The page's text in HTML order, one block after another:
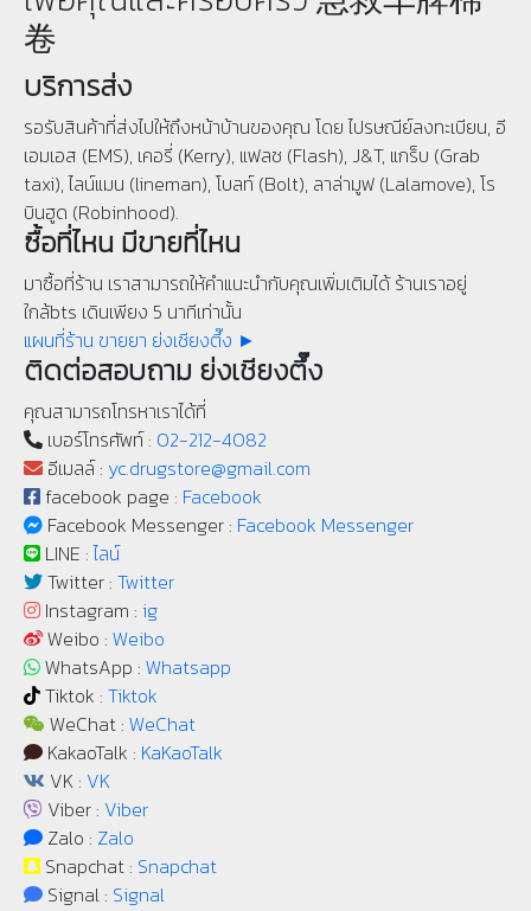
卷
บริการส่ง
รอรับสินค้าที่ส่งไปให้ถึงหน้าบ้านของคุณ โดย ไปรษณีย์ลงทะเบียน, อี
เอมเอส (EMS), เคอรี่ (Kerry), แฟลช (Flash), J&T, แกร็บ (Grab
taxi), ไลน์แมน (lineman), โบลท์ (Bolt), ลาล่ามูฟ (Lalamove), โร
บินฮูด (Robinhood).
ซื้อที่ไหน มีขายที่ไหน
มาซื้อที่ร้าน เราสามารถให้คำแนะนำกับคุณเพิ่มเติมได้ ร้านเราอยู่
ใกล้bts เดินเพียง 5 นาทีเท่านั้น
แผนที่ร้าน ขายยา ย่งเชียงตึ๊ง ►
ติดต่อสอบถาม ย่งเชียงตึ๊ง
คุณสามารถโทรหาเราได้ที่
เบอร์โทรศัพท์ : 02-212-4082
อีเมลล์ : yc.drugstore@gmail.com
facebook page : Facebook
Facebook Messenger : Facebook Messenger
LINE :ไลน์
Twitter : Twitter
Instagram : ig
Weibo : Weibo
WhatsApp : Whatsapp
Tiktok : Tiktok
WeChat : WeChat
KakaoTalk : KaKaoTalk
VK : VK
Viber : Viber
Zalo : Zalo
Snapchat : Snapchat
Signal : Signal